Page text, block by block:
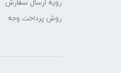
رویه ارسال سفارش
روش پرداخت وجه